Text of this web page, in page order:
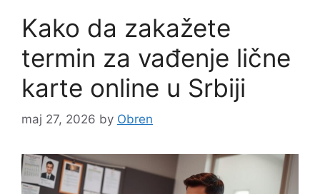
Kako da zakažete
termin za vađenje lične
karte online u Srbiji
maj 27, 2026 by Obren